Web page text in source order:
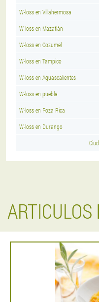
W-loss en Villahermosa
W-loss en Mazatlán
W-loss en Cozumel
W-loss en Tampico
W-loss en Aguascalientes
W-loss en puebla
W-loss en Poza Rica
W-loss en Durango